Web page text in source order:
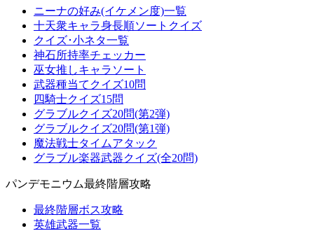
ニーナの好み(イケメン度)一覧
十天衆キャラ身長順ソートクイズ
クイズ･小ネタ一覧
神石所持率チェッカー
巫女推しキャラソート
武器種当てクイズ10問
四騎士クイズ15問
グラブルクイズ20問(第2弾)
グラブルクイズ20問(第1弾)
魔法戦士タイムアタック
グラブル楽器武器クイズ(全20問)
パンデモニウム最終階層攻略
最終階層ボス攻略
英雄武器一覧